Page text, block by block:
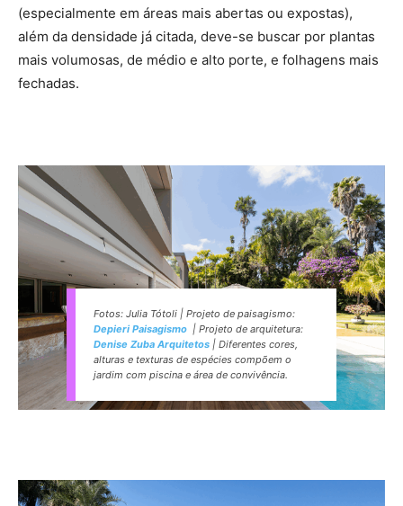
(especialmente em áreas mais abertas ou expostas),
além da densidade já citada, deve-se buscar por plantas
mais volumosas, de médio e alto porte, e folhagens mais
fechadas.
Fotos: Julia Tótoli | Projeto de paisagismo:
Depieri Paisagismo | Projeto de arquitetura:
Denise Zuba Arquitetos | Diferentes cores,
alturas e texturas de espécies compõem o
jardim com piscina e área de convivência.